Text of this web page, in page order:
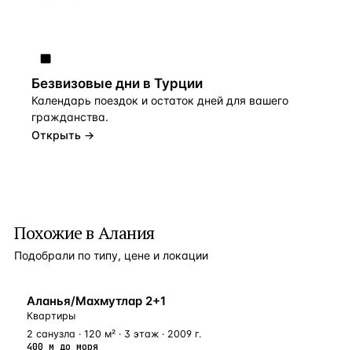
Безвизовые дни в Турции
Календарь поездок и остаток дней для вашего
гражданства.
Открыть →
Похожие в Алания
Подобрали по типу, цене и локации
У МОРЯ
Аланья/Махмутлар 2+1
Квартиры
2 санузла · 120 м² · 3 этаж · 2009 г.
400 м до моря